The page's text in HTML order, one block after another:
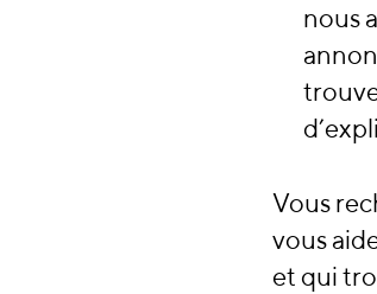
nous
Vous
vous
et qui